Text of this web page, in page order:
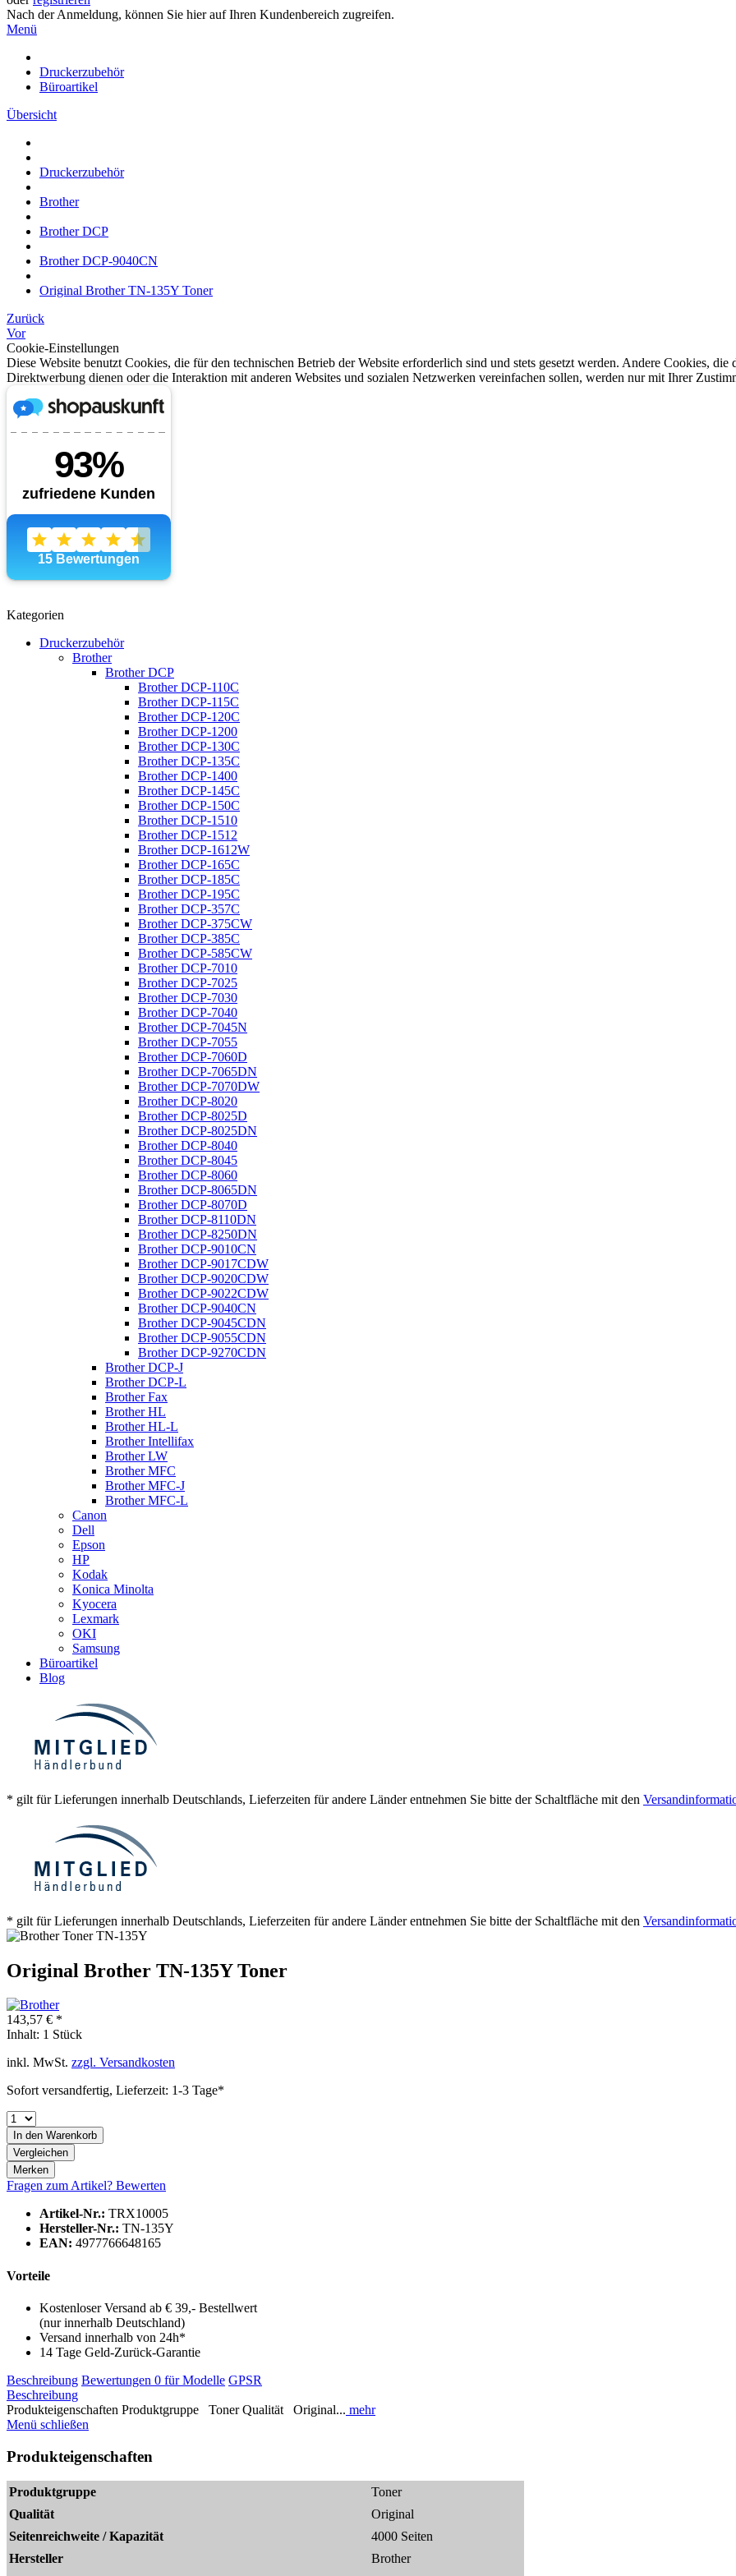
Nach der Anmeldung, können Sie hier auf Ihren Kundenbereich zugreifen.
Menü
Druckerzubehör
Büroartikel
Übersicht
Druckerzubehör
Brother
Brother DCP
Brother DCP-9040CN
Original Brother TN-135Y Toner
Zurück
Vor
Cookie-Einstellungen
Diese Website benutzt Cookies, die für den technischen Betrieb der Website erforderlich sind und stets gesetzt werden. Andere Cookies,
Direktwerbung dienen oder die Interaktion mit anderen Websites und sozialen Netzwerken vereinfachen sollen, werden nur mit Ihrer
Kategorien
Druckerzubehör
Brother
Brother DCP
Brother DCP-110C
Brother DCP-115C
Brother DCP-120C
Brother DCP-1200
Brother DCP-130C
Brother DCP-135C
Brother DCP-1400
Brother DCP-145C
Brother DCP-150C
Brother DCP-1510
Brother DCP-1512
Brother DCP-1612W
Brother DCP-165C
Brother DCP-185C
Brother DCP-195C
Brother DCP-357C
Brother DCP-375CW
Brother DCP-385C
Brother DCP-585CW
Brother DCP-7010
Brother DCP-7025
Brother DCP-7030
Brother DCP-7040
Brother DCP-7045N
Brother DCP-7055
Brother DCP-7060D
Brother DCP-7065DN
Brother DCP-7070DW
Brother DCP-8020
Brother DCP-8025D
Brother DCP-8025DN
Brother DCP-8040
Brother DCP-8045
Brother DCP-8060
Brother DCP-8065DN
Brother DCP-8070D
Brother DCP-8110DN
Brother DCP-8250DN
Brother DCP-9010CN
Brother DCP-9017CDW
Brother DCP-9020CDW
Brother DCP-9022CDW
Brother DCP-9040CN
Brother DCP-9045CDN
Brother DCP-9055CDN
Brother DCP-9270CDN
Brother DCP-J
Brother DCP-L
Brother Fax
Brother HL
Brother HL-L
Brother Intellifax
Brother LW
Brother MFC
Brother MFC-J
Brother MFC-L
Canon
Dell
Epson
HP
Kodak
Konica Minolta
Kyocera
Lexmark
OKI
Samsung
Büroartikel
Blog
* gilt für Lieferungen innerhalb Deutschlands, Lieferzeiten für andere Länder entnehmen Sie bitte der Schaltfläche mit den
* gilt für Lieferungen innerhalb Deutschlands, Lieferzeiten für andere Länder entnehmen Sie bitte der Schaltfläche mit den
Original Brother TN-135Y Toner
143,57 € *
Inhalt: 1 Stück
inkl. MwSt. zzgl. Versandkosten
Sofort versandfertig, Lieferzeit: 1-3 Tage*
In den Warenkorb
Vergleichen
Merken
Fragen zum Artikel? Bewerten
Artikel-Nr.: TRX10005
Hersteller-Nr.: TN-135Y
EAN: 4977766648165
Vorteile
Kostenloser Versand ab € 39,- Bestellwert
(nur innerhalb Deutschland)
Versand innerhalb von 24h*
14 Tage Geld-Zurück-Garantie
Beschreibung Bewertungen 0 für Modelle GPSR
Beschreibung
Produkteigenschaften Produktgruppe Toner Qualität Original... mehr
Menü schließen
Produkteigenschaften
Produktgruppe
Toner
Qualität
Original
Seitenreichweite / Kapazität
4000 Seiten
Hersteller
Brother